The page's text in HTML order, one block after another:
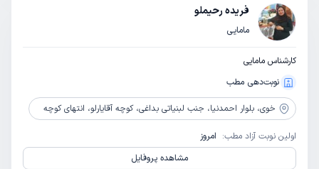
فریده رحیملو
مامایی
کارشناس مامایی
نوبت‌دهی مطب
خوی، بلوار احمدنیا، جنب لبنیاتی بداغی، کوچه آقایارلو، انتهای کوچه
اولین نوبت آزاد مطب: امروز
مشاهده پروفایل